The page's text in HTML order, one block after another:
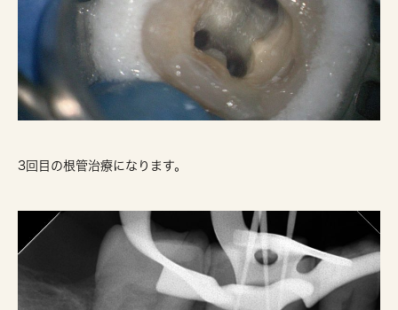
3回目の根管治療になります。